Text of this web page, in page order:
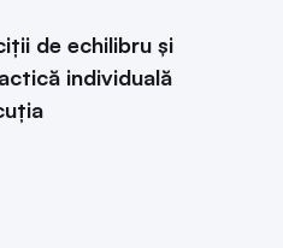
de echilibru și
individuală